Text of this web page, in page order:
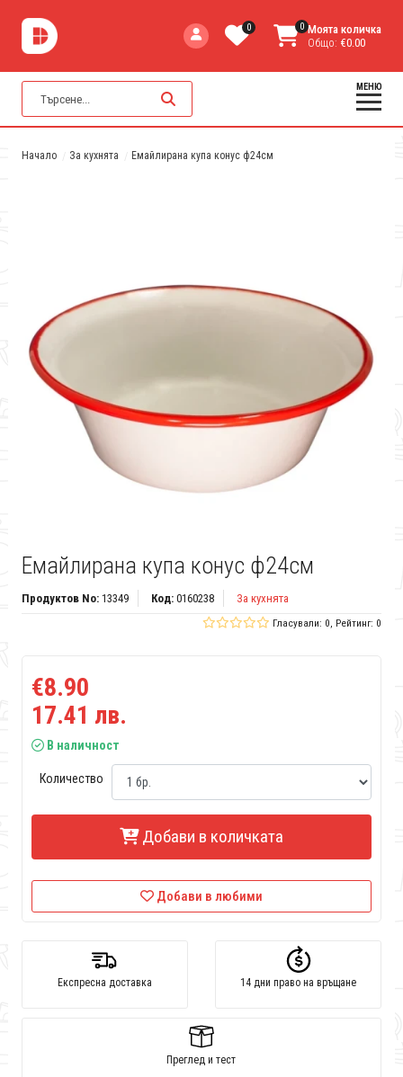
0 0 Моята количка
Общо: €0.00
МЕНЮ
Начало За кухнята Емайлирана купа конус ф24см
Емайлирана купа конус ф24см
Продуктов No:13349 Код:0160238 За кухнята
Гласували: 0, Рейтинг: 0
€8.90
17.41 лв.
В наличност
Количество
Добави в количката
Добави в любими
Експресна доставка 14 дни право на връщане
Преглед и тест